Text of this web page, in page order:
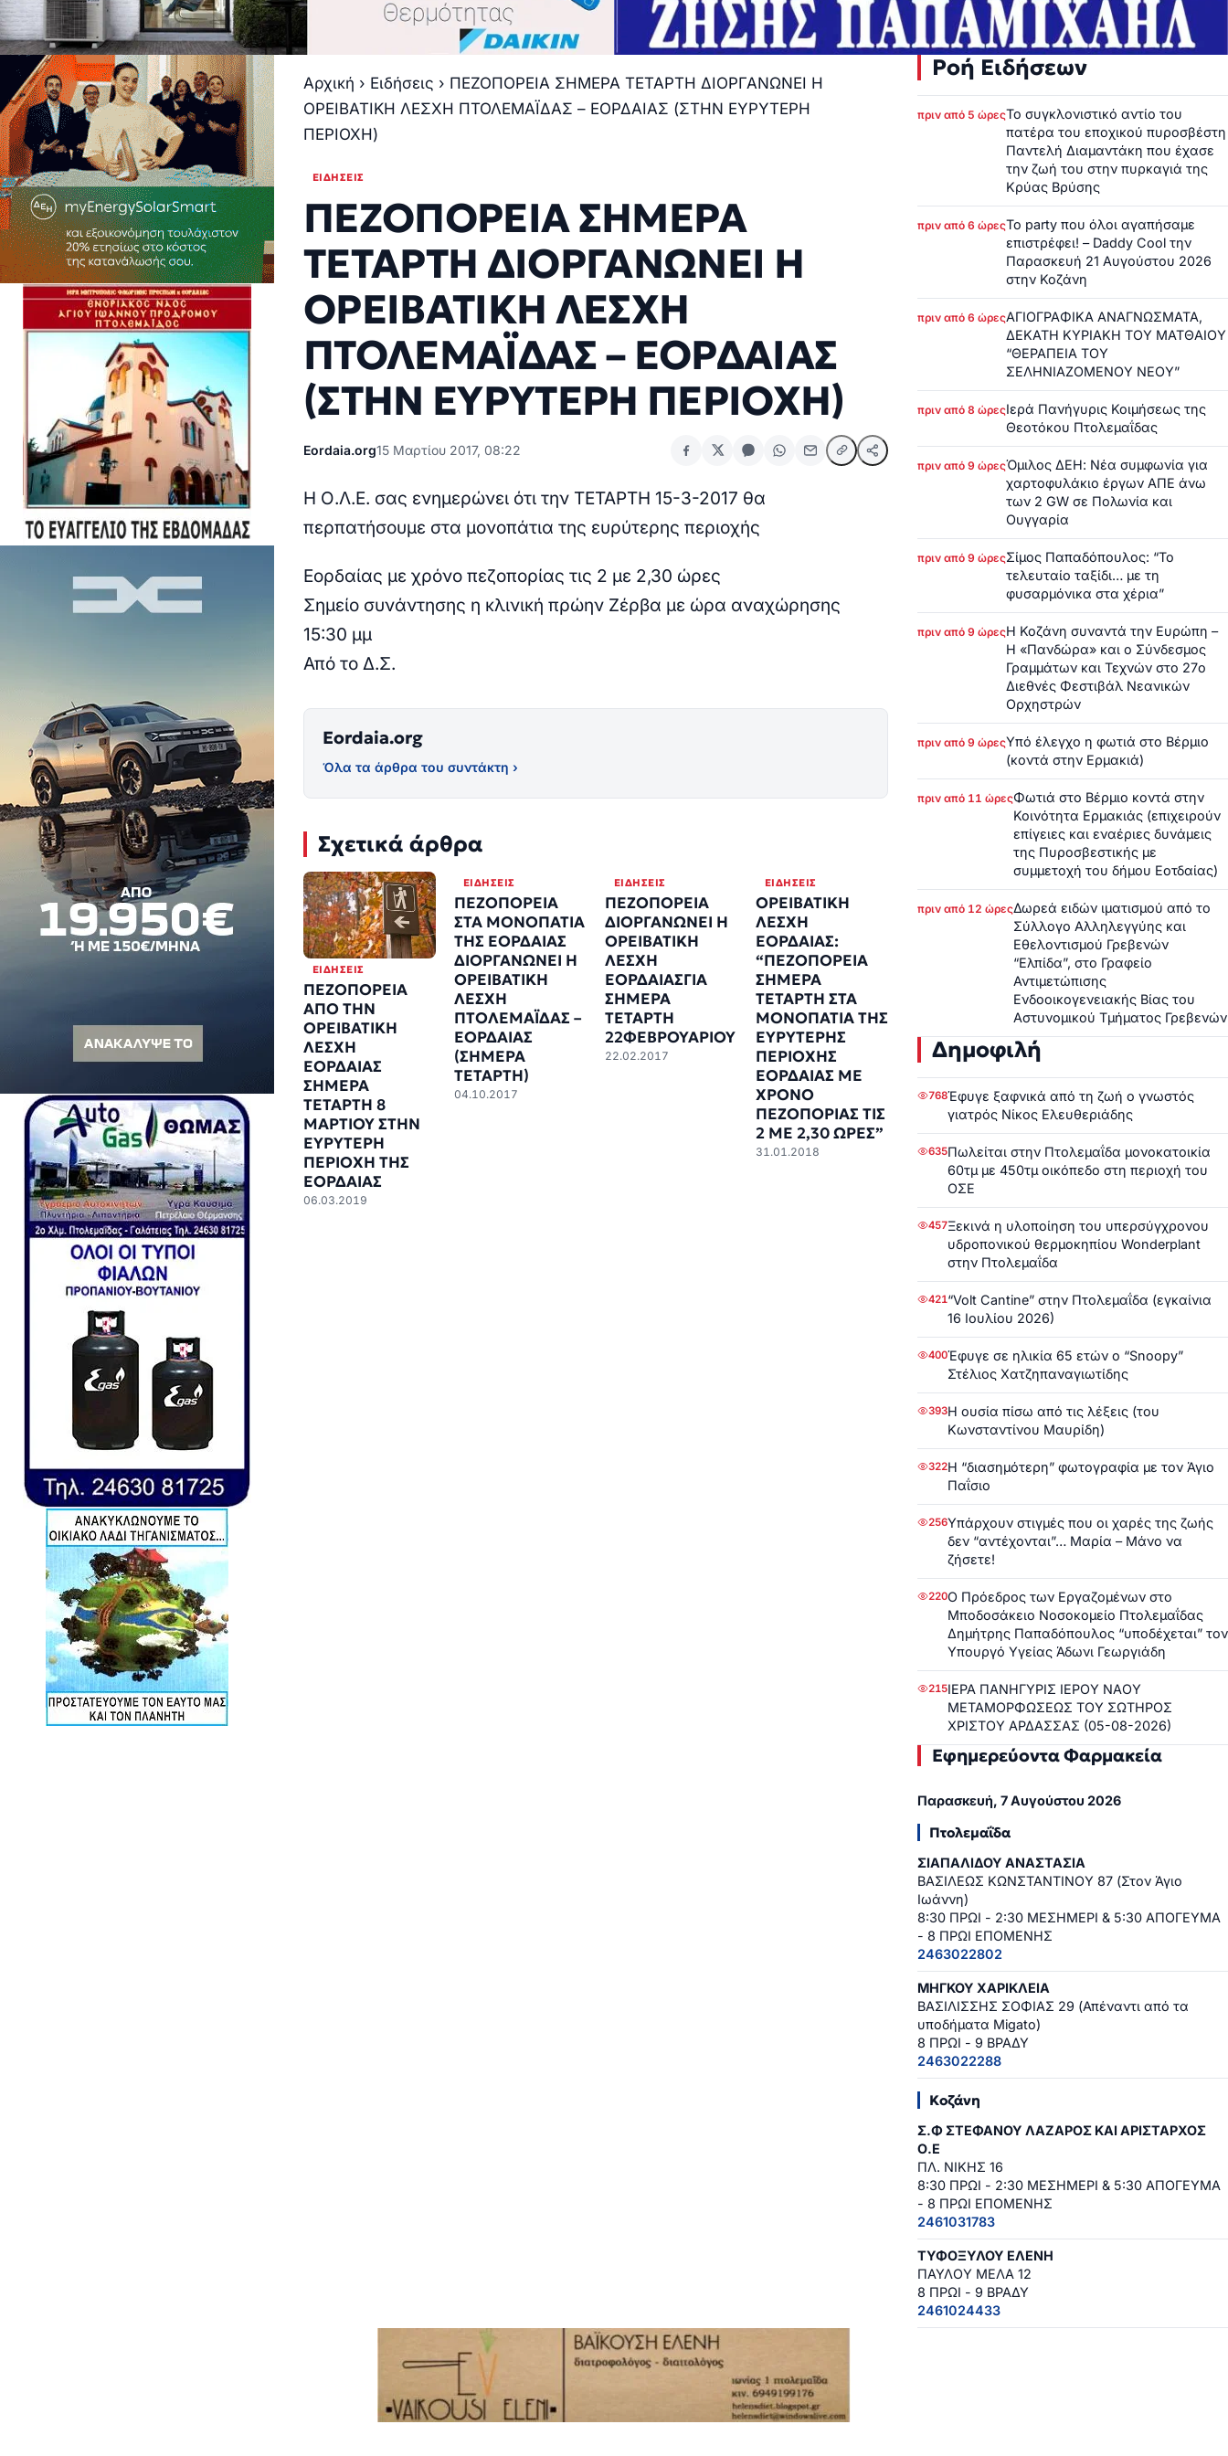
Αρχική › Ειδήσεις › ΠΕΖΟΠΟΡΕΙΑ ΣΗΜΕΡΑ ΤΕΤΑΡΤΗ ΔΙΟΡΓΑΝΩΝΕΙ Η
ΟΡΕΙΒΑΤΙΚΗ ΛΕΣΧΗ ΠΤΟΛΕΜΑΪΔΑΣ – ΕΟΡΔΑΙΑΣ (ΣΤΗΝ ΕΥΡΥΤΕΡΗ
ΠΕΡΙΟΧΗ)
ΕΙΔΉΣΕΙΣ
ΠΕΖΟΠΟΡΕΙΑ ΣΗΜΕΡΑ
ΤΕΤΑΡΤΗ ΔΙΟΡΓΑΝΩΝΕΙ Η
ΟΡΕΙΒΑΤΙΚΗ ΛΕΣΧΗ
ΠΤΟΛΕΜΑΪΔΑΣ – ΕΟΡΔΑΙΑΣ
(ΣΤΗΝ ΕΥΡΥΤΕΡΗ ΠΕΡΙΟΧΗ)
Eordaia.org15 Μαρτίου 2017, 08:22
Η Ο.Λ.Ε. σας ενημερώνει ότι την ΤΕΤΑΡΤΗ 15-3-2017 θα
περπατήσουμε στα μονοπάτια της ευρύτερης περιοχής
Εορδαίας με χρόνο πεζοπορίας τις 2 με 2,30 ώρες
Σημείο συνάντησης η κλινική πρώην Ζέρβα με ώρα αναχώρησης
15:30 μμ
Από το Δ.Σ.
Eordaia.org
Όλα τα άρθρα του συντάκτη ›
Σχετικά άρθρα
ΕΙΔΉΣΕΙΣ
ΠΕΖΟΠΟΡΕΙΑ
ΑΠΟ ΤΗΝ
ΟΡΕΙΒΑΤΙΚΗ
ΛΕΣΧΗ
ΕΟΡΔΑΙΑΣ
ΣΗΜΕΡΑ
ΤΕΤΑΡΤΗ 8
ΜΑΡΤΙΟΥ ΣΤΗΝ
ΕΥΡΥΤΕΡΗ
ΠΕΡΙΟΧΗ ΤΗΣ
ΕΟΡΔΑΙΑΣ
06.03.2019
ΕΙΔΉΣΕΙΣ
ΠΕΖΟΠΟΡΕΙΑ
ΣΤΑ ΜΟΝΟΠΑΤΙΑ
ΤΗΣ ΕΟΡΔΑΙΑΣ
ΔΙΟΡΓΑΝΩΝΕΙ Η
ΟΡΕΙΒΑΤΙΚΗ
ΛΕΣΧΗ
ΠΤΟΛΕΜΑΪΔΑΣ –
ΕΟΡΔΑΙΑΣ
(ΣΗΜΕΡΑ
ΤΕΤΑΡΤΗ)
04.10.2017
ΕΙΔΉΣΕΙΣ
ΠΕΖΟΠΟΡΕΙΑ
ΔΙΟΡΓΑΝΩΝΕΙ Η
ΟΡΕΙΒΑΤΙΚΗ
ΛΕΣΧΗ
ΕΟΡΔΑΙΑΣΓΙΑ
ΣΗΜΕΡΑ
ΤΕΤΑΡΤΗ
22ΦΕΒΡΟΥΑΡΙΟΥ
22.02.2017
ΕΙΔΉΣΕΙΣ
ΟΡΕΙΒΑΤΙΚΗ
ΛΕΣΧΗ
ΕΟΡΔΑΙΑΣ:
“ΠΕΖΟΠΟΡΕΙΑ
ΣΗΜΕΡΑ
ΤΕΤΑΡΤΗ ΣΤΑ
ΜΟΝΟΠΑΤΙΑ ΤΗΣ
ΕΥΡΥΤΕΡΗΣ
ΠΕΡΙΟΧΗΣ
ΕΟΡΔΑΙΑΣ ΜΕ
ΧΡΟΝΟ
ΠΕΖΟΠΟΡΙΑΣ ΤΙΣ
2 ΜΕ 2,30 ΩΡΕΣ”
31.01.2018
Ροή Ειδήσεων
πριν από 5 ώρεςΤο συγκλονιστικό αντίο του
πατέρα του εποχικού πυροσβέστη
Παντελή Διαμαντάκη που έχασε
την ζωή του στην πυρκαγιά της
Κρύας Βρύσης
πριν από 6 ώρεςΤο party που όλοι αγαπήσαμε
επιστρέφει! – Daddy Cool την
Παρασκευή 21 Αυγούστου 2026
στην Κοζάνη
πριν από 6 ώρεςΑΓΙΟΓΡΑΦΙΚΑ ΑΝΑΓΝΩΣΜΑΤΑ,
ΔΕΚΑΤΗ ΚΥΡΙΑΚΗ ΤΟΥ ΜΑΤΘΑΙΟΥ
“ΘΕΡΑΠΕΙΑ ΤΟΥ
ΣΕΛΗΝΙΑΖΟΜΕΝΟΥ ΝΕΟΥ”
πριν από 8 ώρεςΙερά Πανήγυρις Κοιμήσεως της
Θεοτόκου Πτολεμαΐδας
πριν από 9 ώρεςΌμιλος ΔΕΗ: Νέα συμφωνία για
χαρτοφυλάκιο έργων ΑΠΕ άνω
των 2 GW σε Πολωνία και
Ουγγαρία
πριν από 9 ώρεςΣίμος Παπαδόπουλος: “Το
τελευταίο ταξίδι… με τη
φυσαρμόνικα στα χέρια”
πριν από 9 ώρεςΗ Κοζάνη συναντά την Ευρώπη –
Η «Πανδώρα» και ο Σύνδεσμος
Γραμμάτων και Τεχνών στο 27ο
Διεθνές Φεστιβάλ Νεανικών
Ορχηστρών
πριν από 9 ώρεςΥπό έλεγχο η φωτιά στο Βέρμιο
(κοντά στην Ερμακιά)
πριν από 11 ώρεςΦωτιά στο Βέρμιο κοντά στην
Κοινότητα Ερμακιάς (επιχειρούν
επίγειες και εναέριες δυνάμεις
της Πυροσβεστικής με
συμμετοχή του δήμου Εοτδαίας)
πριν από 12 ώρεςΔωρεά ειδών ιματισμού από το
Σύλλογο Αλληλεγγύης και
Εθελοντισμού Γρεβενών
“Ελπίδα”, στο Γραφείο
Αντιμετώπισης
Ενδοοικογενειακής Βίας του
Αστυνομικού Τμήματος Γρεβενών
Δημοφιλή
768Έφυγε ξαφνικά από τη ζωή ο γνωστός
γιατρός Νίκος Ελευθεριάδης
635Πωλείται στην Πτολεμαΐδα μονοκατοικία
60τμ με 450τμ οικόπεδο στη περιοχή του
ΟΣΕ
457Ξεκινά η υλοποίηση του υπερσύγχρονου
υδροπονικού θερμοκηπίου Wonderplant
στην Πτολεμαΐδα
421“Volt Cantine” στην Πτολεμαΐδα (εγκαίνια
16 Ιουλίου 2026)
400Έφυγε σε ηλικία 65 ετών ο “Snoopy”
Στέλιος Χατζηπαναγιωτίδης
393Η ουσία πίσω από τις λέξεις (του
Κωνσταντίνου Μαυρίδη)
322Η “διασημότερη” φωτογραφία με τον Άγιο
Παΐσιο
256Υπάρχουν στιγμές που οι χαρές της ζωής
δεν “αντέχονται”… Μαρία – Μάνο να
ζήσετε!
220Ο Πρόεδρος των Εργαζομένων στο
Μποδοσάκειο Νοσοκομείο Πτολεμαΐδας
Δημήτρης Παπαδόπουλος “υποδέχεται” τον
Υπουργό Υγείας Άδωνι Γεωργιάδη
215ΙΕΡΑ ΠΑΝΗΓΥΡΙΣ ΙΕΡΟΥ ΝΑΟΥ
ΜΕΤΑΜΟΡΦΩΣΕΩΣ ΤΟΥ ΣΩΤΗΡΟΣ
ΧΡΙΣΤΟΥ ΑΡΔΑΣΣΑΣ (05-08-2026)
Εφημερεύοντα Φαρμακεία
Παρασκευή, 7 Αυγούστου 2026
Πτολεμαΐδα
ΣΙΑΠΑΛΙΔΟΥ ΑΝΑΣΤΑΣΙΑ
ΒΑΣΙΛΕΩΣ ΚΩΝΣΤΑΝΤΙΝΟΥ 87 (Στον Άγιο
Ιωάννη)
8:30 ΠΡΩΙ - 2:30 ΜΕΣΗΜΕΡΙ & 5:30 ΑΠΟΓΕΥΜΑ
- 8 ΠΡΩΙ ΕΠΟΜΕΝΗΣ
2463022802
ΜΗΓΚΟΥ ΧΑΡΙΚΛΕΙΑ
ΒΑΣΙΛΙΣΣΗΣ ΣΟΦΙΑΣ 29 (Απέναντι από τα
υποδήματα Migato)
8 ΠΡΩΙ - 9 ΒΡΑΔΥ
2463022288
Κοζάνη
Σ.Φ ΣΤΕΦΑΝΟΥ ΛΑΖΑΡΟΣ ΚΑΙ ΑΡΙΣΤΑΡΧΟΣ
Ο.Ε
ΠΛ. ΝΙΚΗΣ 16
8:30 ΠΡΩΙ - 2:30 ΜΕΣΗΜΕΡΙ & 5:30 ΑΠΟΓΕΥΜΑ
- 8 ΠΡΩΙ ΕΠΟΜΕΝΗΣ
2461031783
ΤΥΦΟΞΥΛΟΥ ΕΛΕΝΗ
ΠΑΥΛΟΥ ΜΕΛΑ 12
8 ΠΡΩΙ - 9 ΒΡΑΔΥ
2461024433